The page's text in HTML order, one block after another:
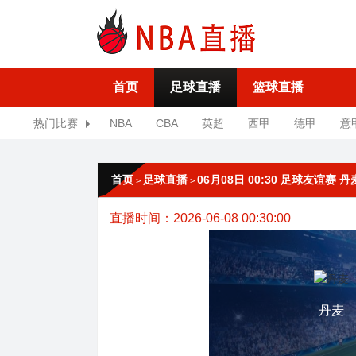
首页 足球直播 篮球直播
热门比赛 NBA CBA 英超 西甲 德甲 意
首页 > 足球直播 > 06月08日 00:30 足球友谊赛 丹
直播时间：2026-06-08 00:30:00
丹麦